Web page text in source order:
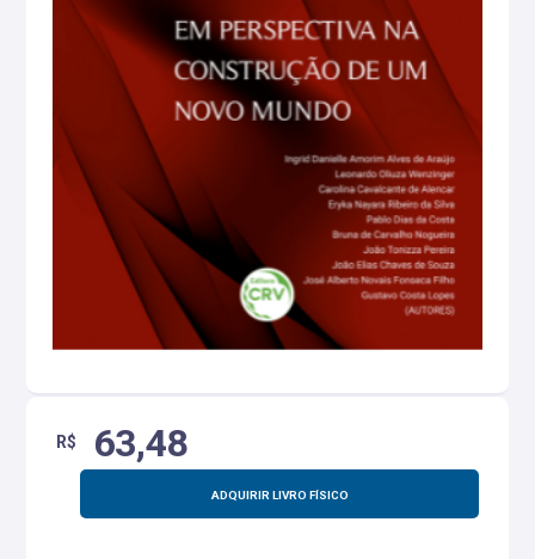
R$ 63,48
ADQUIRIR LIVRO FÍSICO